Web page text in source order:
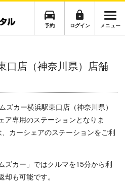
予約 ログイン メニュー
口店（神奈川県）店舗
カー横浜駅東口店（神奈川県）
ア専用のステーションとなりま
カーシェアのステーションをご利
ズカー」ではクルマを15分から利
も可能です。